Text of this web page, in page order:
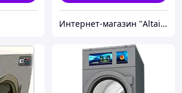
Интернет-магазин "Altair"